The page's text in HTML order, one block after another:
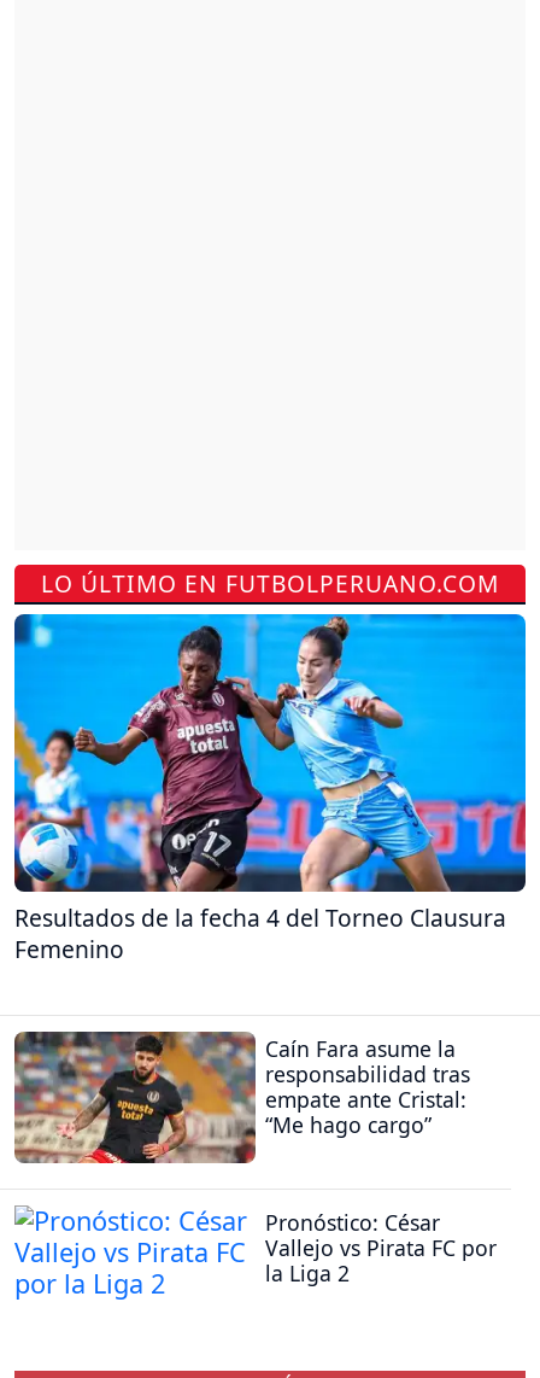
LO ÚLTIMO EN FUTBOLPERUANO.COM
Resultados de la fecha 4 del Torneo Clausura
Femenino
Caín Fara asume la
responsabilidad tras
empate ante Cristal:
“Me hago cargo”
Pronóstico: César
Vallejo vs Pirata FC por
la Liga 2